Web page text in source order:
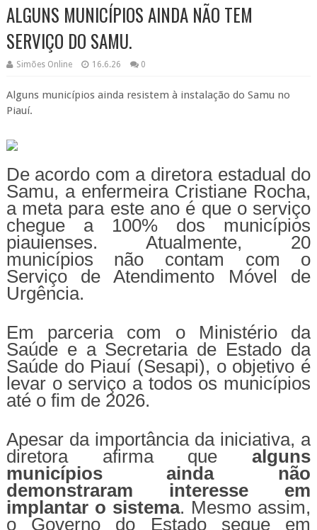
ALGUNS MUNICÍPIOS AINDA NÃO TEM
SERVIÇO DO SAMU.
Simões Online 16.6.26 0
Alguns municípios ainda resistem à instalação do Samu no
Piauí.
De acordo com a diretora estadual do
Samu, a enfermeira Cristiane Rocha,
a meta para este ano é que o serviço
chegue a 100% dos municípios
piauienses. Atualmente, 20
municípios não contam com o
Serviço de Atendimento Móvel de
Urgência.
Em parceria com o Ministério da
Saúde e a Secretaria de Estado da
Saúde do Piauí (Sesapi), o objetivo é
levar o serviço a todos os municípios
até o fim de 2026.
Apesar da importância da iniciativa, a
diretora afirma quealguns
municípios ainda não
demonstraram interesse em
implantar o sistema. Mesmo assim,
o Governo do Estado segue em